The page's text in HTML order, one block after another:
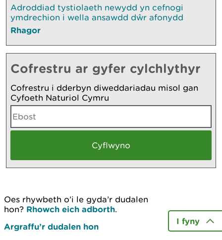
Adroddiad tystiolaeth newydd yn cefnogi
ymdrechion i wella ansawdd dŵr afonydd
Rhagor
Cofrestru ar gyfer cylchlythyr
Cofrestru i dderbyn diweddariadau misol gan
Cyfoeth Naturiol Cymru
Oes rhywbeth o’i le gyda’r dudalen
hon? Rhowch eich adborth.
Argraffu’r dudalen hon
I fyny